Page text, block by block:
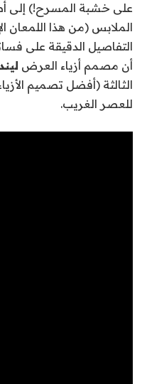
على خشبة المسرح!) إلى
الملابس (من هذا اللمعان
التفاصيل الدقيقة على
أن مصمم أزياء العرض
الثالثة (أفضل تصميم
للعصر الغريب.